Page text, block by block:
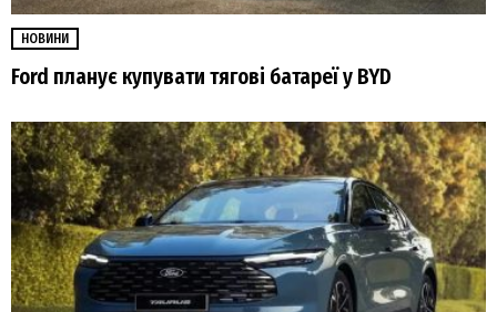
НОВИНИ
Ford планує купувати тягові батареї у BYD